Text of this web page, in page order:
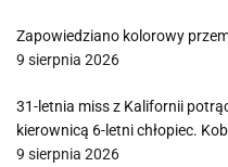
Zapowiedziano kolorowy
9 sierpnia 2026
31-letnia miss z Kalifornii
kierownicą 6-letni chłopiec.
9 sierpnia 2026